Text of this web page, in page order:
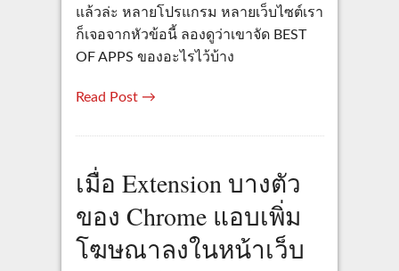
แล้วล่ะ หลายโปรแกรม หลายเว็บไซต์เรา
ก็เจอจากหัวข้อนี้ ลองดูว่าเขาจัด BEST
OF APPS ของอะไรไว้บ้าง
Read Post →
เมื่อ Extension บางตัว
ของ Chrome แอบเพิ่ม
โฆษณาลงในหน้าเว็บ